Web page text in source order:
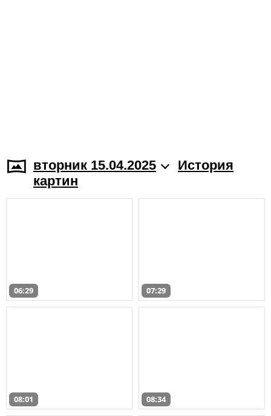
вторник 15.04.2025
История
картин
06:29 07:29
08:01 08:34